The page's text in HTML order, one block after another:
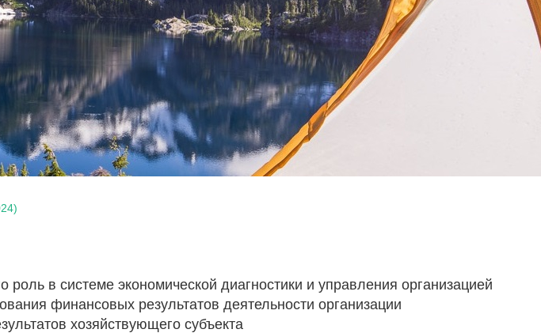
в системе экономической диагностики и управления организацией
финансовых результатов деятельности организации
хозяйствующего субъекта